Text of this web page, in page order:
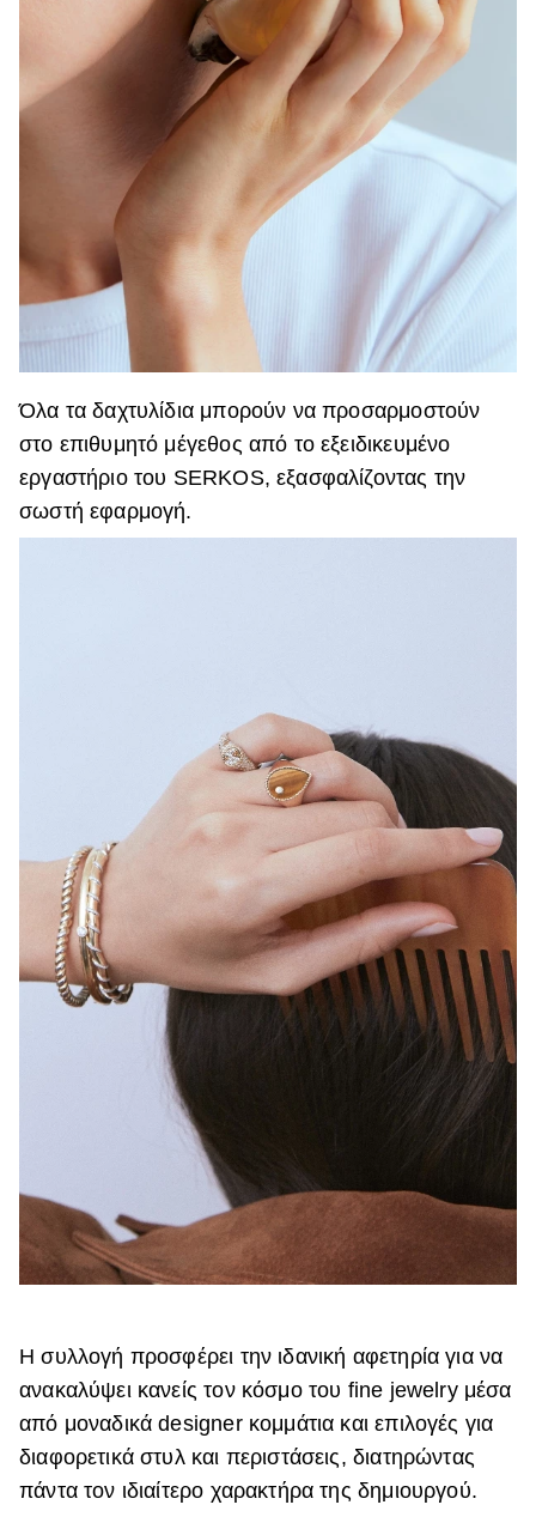
Όλα τα δαχτυλίδια μπορούν να προσαρμοστούν
στο επιθυμητό μέγεθος από το εξειδικευμένο
εργαστήριο του SERKOS, εξασφαλίζοντας την
σωστή εφαρμογή.
Η συλλογή προσφέρει την ιδανική αφετηρία για να
ανακαλύψει κανείς τον κόσμο του fine jewelry μέσα
από μοναδικά designer κομμάτια και επιλογές για
διαφορετικά στυλ και περιστάσεις, διατηρώντας
πάντα τον ιδιαίτερο χαρακτήρα της δημιουργού.